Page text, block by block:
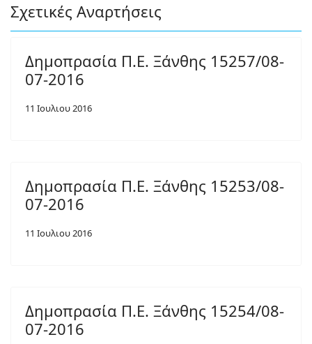
Σχετικές Αναρτήσεις
Δημοπρασία Π.Ε. Ξάνθης 15257/08-
07-2016
11 Ιουλιου 2016
Δημοπρασία Π.Ε. Ξάνθης 15253/08-
07-2016
11 Ιουλιου 2016
Δημοπρασία Π.Ε. Ξάνθης 15254/08-
07-2016